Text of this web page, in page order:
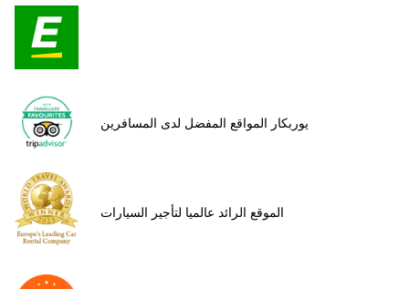
يوربكار المواقع المفضل لدى المسافرين
الموقع الرائد عالميا لتأجير السيارات